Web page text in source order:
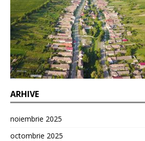
ARHIVE
noiembrie 2025
octombrie 2025